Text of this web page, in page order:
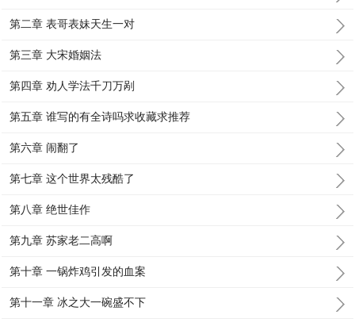
第二章 表哥表妹天生一对
第三章 大宋婚姻法
第四章 劝人学法千刀万剐
第五章 谁写的有全诗吗求收藏求推荐
第六章 闹翻了
第七章 这个世界太残酷了
第八章 绝世佳作
第九章 苏家老二高啊
第十章 一锅炸鸡引发的血案
第十一章 冰之大一碗盛不下